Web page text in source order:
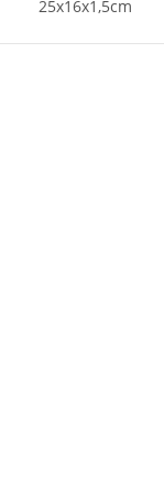
25x16x1,5cm